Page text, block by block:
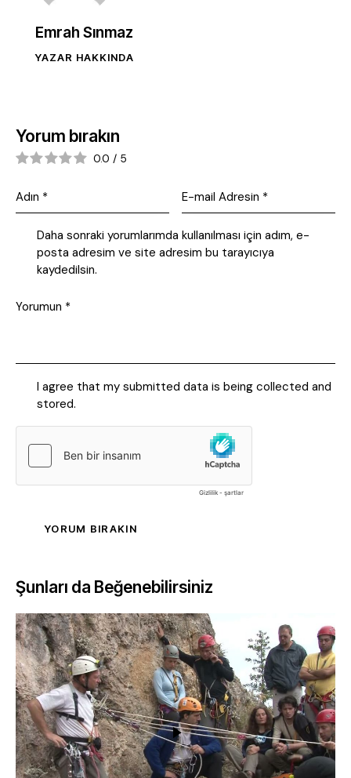
Emrah Sınmaz
YAZAR HAKKINDA
Yorum bırakın
0.0 / 5
Daha sonraki yorumlarımda kullanılması için adım, e-
posta adresim ve site adresim bu tarayıcıya
kaydedilsin.
I agree that my submitted data is being collected and
stored.
Şunları da Beğenebilirsiniz